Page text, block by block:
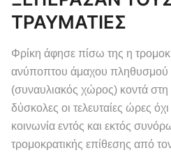
ΤΡΑΥΜΑΤΙΕΣ
Φρίκη άφησε πίσω της η
ανύποπτου άμαχου πληθυσμού
(συναυλιακός χώρος) κοντά
δύσκολες οι τελευταίες ώρες
κοινωνία εντός και εκτός
τρομοκρατικής επίθεσης από